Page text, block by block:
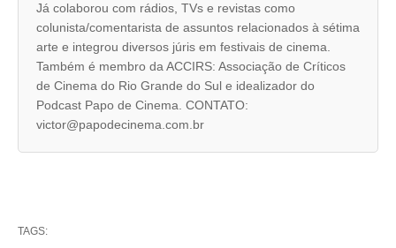
u
t
Já colaborou com rádios, TVs e revistas como
colunista/comentarista de assuntos relacionados à sétima
arte e integrou diversos júris em festivais de cinema.
Também é membro da ACCIRS: Associação de Críticos
de Cinema do Rio Grande do Sul e idealizador do
Podcast Papo de Cinema. CONTATO:
victor@papodecinema.com.br
TAGS: